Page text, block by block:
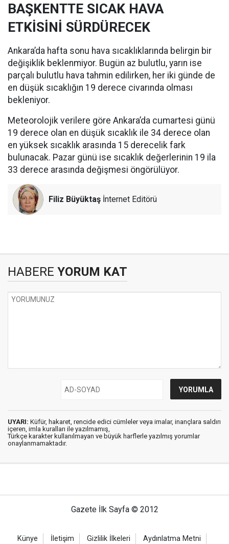
BAŞKENTTE SICAK HAVA
ETKİSİNİ SÜRDÜRECEK
Ankara’da hafta sonu hava sıcaklıklarında belirgin bir
değişiklik beklenmiyor. Bugün az bulutlu, yarın ise
parçalı bulutlu hava tahmin edilirken, her iki günde de
en düşük sıcaklığın 19 derece civarında olması
bekleniyor.
Meteorolojik verilere göre Ankara’da cumartesi günü
19 derece olan en düşük sıcaklık ile 34 derece olan
en yüksek sıcaklık arasında 15 derecelik fark
bulunacak. Pazar günü ise sıcaklık değerlerinin 19 ila
33 derece arasında değişmesi öngörülüyor.
Filiz Büyüktaş İnternet Editörü
HABERE YORUM KAT
UYARI: Küfür, hakaret, rencide edici cümleler veya imalar, inançlara saldırı
içeren, imla kuralları ile yazılmamış,
Türkçe karakter kullanılmayan ve büyük harflerle yazılmış yorumlar
onaylanmamaktadır.
Gazete İlk Sayfa © 2012
Künye İletişim Gizlilik İlkeleri Aydınlatma Metni